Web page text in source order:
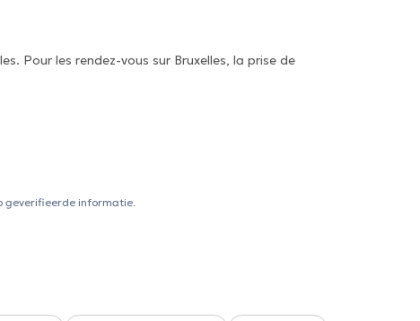
Pour les rendez-vous sur Bruxelles, la prise de
geverifieerde informatie.